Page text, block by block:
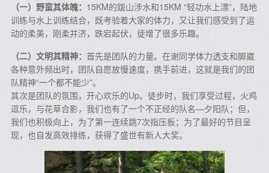
（一）野蛮其体魄： 15KM的跋山涉水和15KM “轻功水上漂”，陆地
训练与水上训练结合，既考验着大家的体力，又让我们感受到了运
动的柔美，刚柔并济，跌宕起伏，徒增了很多乐趣。
（二）文明其精神： 首先是团队的力量。在谢同学体力透支和脚崴
各种意外频出时，团队自愿放慢速度，携手前进，这就是我们的团
队精神“一个都不能少”。
其次是团队的氛围，开心欢乐的Up。徒步时，我们享受过程，火鸡
逗乐，与花草合影，我们也有了一个不正经的队名—夕阳队；但，
我们也积极向上，为了第一连续跳7次指压板；为了最好的节目呈
现，也自发高效排练，获得了盛世有新人大奖。